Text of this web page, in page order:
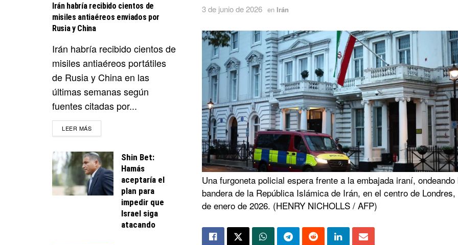
3 de junio de 2026 en Irán
Una furgoneta policial espera frente a la embajada iraní, ondeando
bandera de la República Islámica de Irán, en el centro de Londres,
de enero de 2026. (HENRY NICHOLLS / AFP)
Irán habría recibido cientos de
misiles antiaéreos enviados por
Rusia y China
Irán habría recibido cientos de
misiles antiaéreos portátiles
de Rusia y China en las
últimas semanas según
fuentes citadas por...
LEER MÁSDETAILS
Shin Bet:
Hamás
aceptaría el
plan para
impedir que
Israel siga
atacando